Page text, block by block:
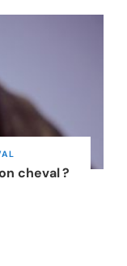
cheval ?